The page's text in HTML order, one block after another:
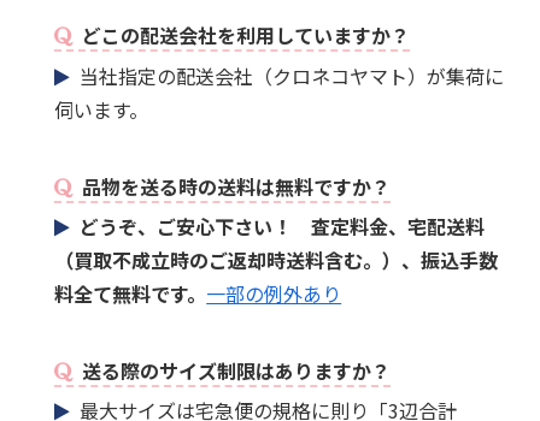
どこの配送会社を利用していますか？
当社指定の配送会社（クロネコヤマト）が集荷に
伺います。
品物を送る時の送料は無料ですか？
どうぞ、ご安心下さい！ 査定料金、宅配送料
（買取不成立時のご返却時送料含む。）、振込手数
料全て無料です。 一部の例外あり
送る際のサイズ制限はありますか？
最大サイズは宅急便の規格に則り「3辺合計